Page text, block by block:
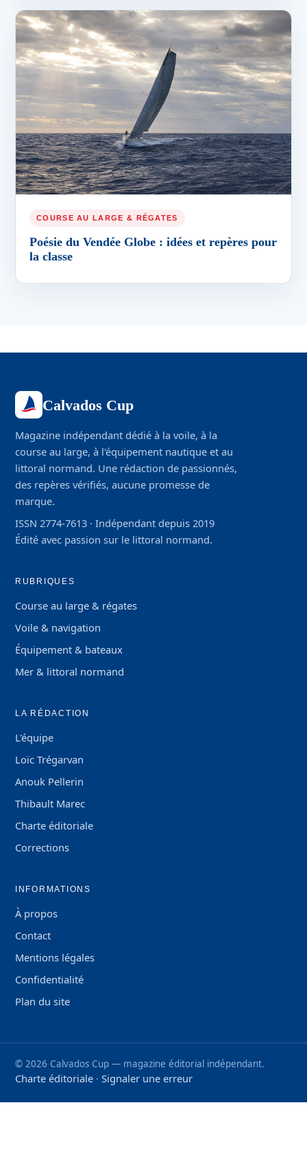
COURSE AU LARGE & RÉGATES
Poésie du Vendée Globe : idées et repères pour
la classe
Calvados Cup
Magazine indépendant dédié à la voile, à la
course au large, à l'équipement nautique et au
littoral normand. Une rédaction de passionnés,
des repères vérifiés, aucune promesse de
marque.
ISSN 2774-7613 · Indépendant depuis 2019
Édité avec passion sur le littoral normand.
RUBRIQUES
Course au large & régates
Voile & navigation
Équipement & bateaux
Mer & littoral normand
LA RÉDACTION
L'équipe
Loïc Trégarvan
Anouk Pellerin
Thibault Marec
Charte éditoriale
Corrections
INFORMATIONS
À propos
Contact
Mentions légales
Confidentialité
Plan du site
© 2026 Calvados Cup — magazine éditorial indépendant.
Charte éditoriale · Signaler une erreur